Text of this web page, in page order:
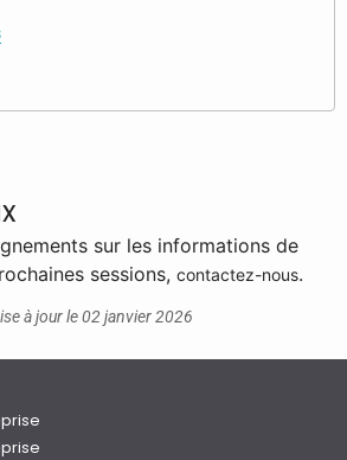
sur les informations de
sessions, contactez-nous.
à jour le 02 janvier 2026